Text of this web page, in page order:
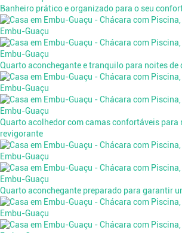
Banheiro prático e organizado para o seu
Quarto aconchegante e tranquilo para noites de
Quarto acolhedor com camas confortáveis para
revigorante
Quarto aconchegante preparado para garantir